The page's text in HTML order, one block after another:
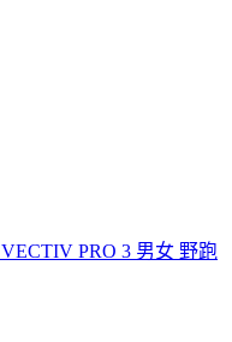
PRO 3 男女 野跑